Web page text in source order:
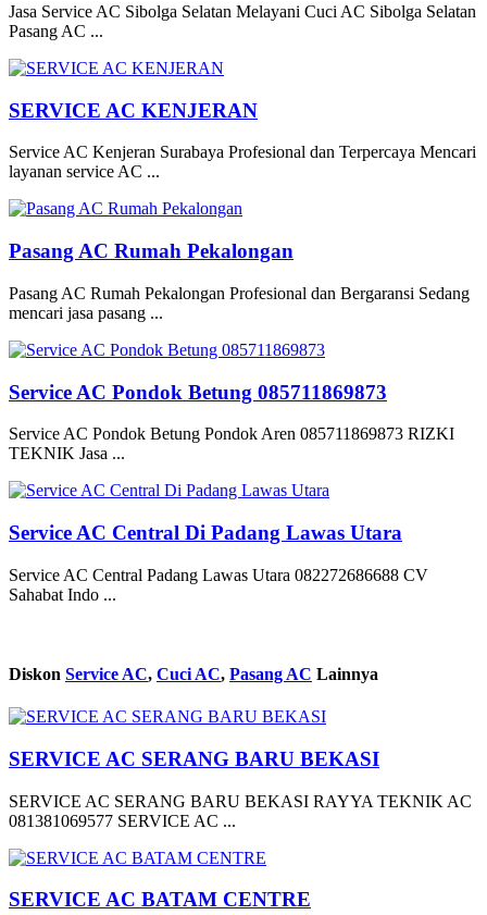
Jasa Service AC Sibolga Selatan Melayani Cuci AC Sibolga Selatan
Pasang AC ...
SERVICE AC KENJERAN
Service AC Kenjeran Surabaya Profesional dan Terpercaya Mencari
layanan service AC ...
Pasang AC Rumah Pekalongan
Pasang AC Rumah Pekalongan Profesional dan Bergaransi Sedang
mencari jasa pasang ...
Service AC Pondok Betung 085711869873
Service AC Pondok Betung Pondok Aren 085711869873 RIZKI
TEKNIK Jasa ...
Service AC Central Di Padang Lawas Utara
Service AC Central Padang Lawas Utara 082272686688 CV
Sahabat Indo ...
Diskon Service AC, Cuci AC, Pasang AC Lainnya
SERVICE AC SERANG BARU BEKASI
SERVICE AC SERANG BARU BEKASI RAYYA TEKNIK AC
081381069577 SERVICE AC ...
SERVICE AC BATAM CENTRE